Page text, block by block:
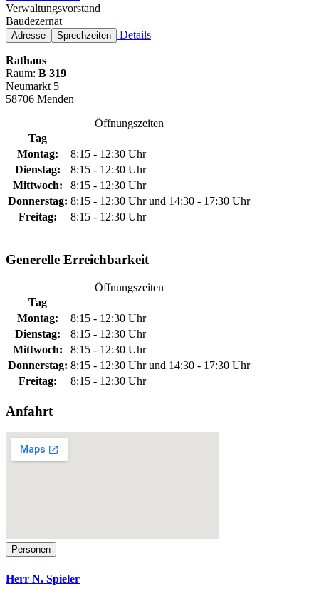
Verwaltungsvorstand
Baudezernat
Adresse Sprechzeiten Details
Rathaus
Raum: B 319
Neumarkt 5
58706 Menden
Öffnungszeiten
Tag
Montag:
8:15 - 12:30 Uhr
Dienstag:
8:15 - 12:30 Uhr
Mittwoch:
8:15 - 12:30 Uhr
Donnerstag: 8:15 - 12:30 Uhr und 14:30 - 17:30 Uhr
Freitag:
8:15 - 12:30 Uhr
Generelle Erreichbarkeit
Öffnungszeiten
Tag
Montag:
8:15 - 12:30 Uhr
Dienstag:
8:15 - 12:30 Uhr
Mittwoch:
8:15 - 12:30 Uhr
Donnerstag: 8:15 - 12:30 Uhr und 14:30 - 17:30 Uhr
Freitag:
8:15 - 12:30 Uhr
Anfahrt
Personen
Herr N. Spieler